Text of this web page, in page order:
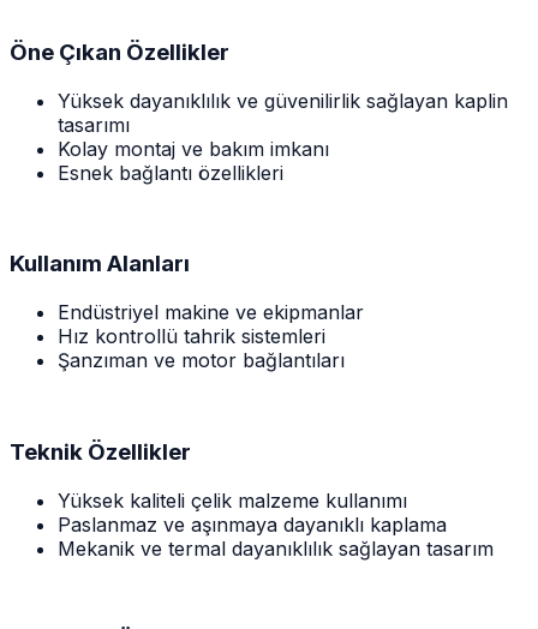
Öne Çıkan Özellikler
Yüksek dayanıklılık ve güvenilirlik sağlayan kaplin
tasarımı
Kolay montaj ve bakım imkanı
Esnek bağlantı özellikleri
Kullanım Alanları
Endüstriyel makine ve ekipmanlar
Hız kontrollü tahrik sistemleri
Şanzıman ve motor bağlantıları
Teknik Özellikler
Yüksek kaliteli çelik malzeme kullanımı
Paslanmaz ve aşınmaya dayanıklı kaplama
Mekanik ve termal dayanıklılık sağlayan tasarım